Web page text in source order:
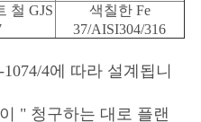
철 GJS
색칠한 Fe
37/AISI304/316
4에 따라 설계됩니
" 청구하는 대로 플랜